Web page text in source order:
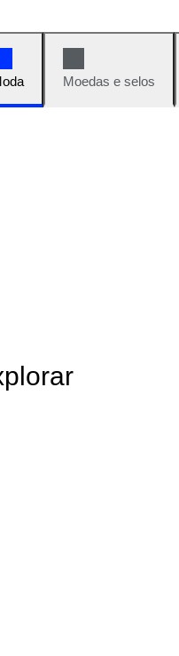
Moedas e selos